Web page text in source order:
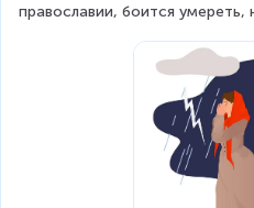
православии, боится умереть,